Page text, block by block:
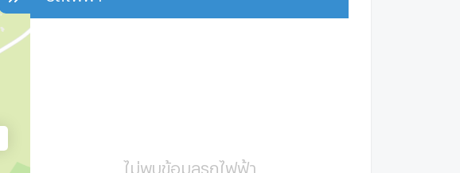
ไม่พบข้อมูลรถไฟฟ้า